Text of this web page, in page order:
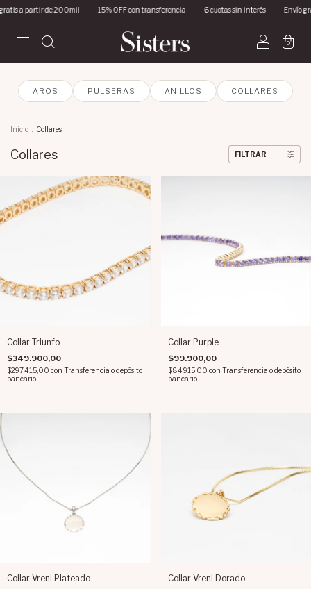
de 200mil 15% OFF con transferencia 6 cuotas sin interés Envío gratis a
0
AROS PULSERAS ANILLOS COLLARES
Inicio Collares
Collares FILTRAR
Collar Triunfo
$349.900,00
$297.415,00 con Transferencia o depósito
bancario
Collar Purple
$99.900,00
$84.915,00 con Transferencia o depósito
bancario
Collar Vreni Plateado Collar Vreni Dorado